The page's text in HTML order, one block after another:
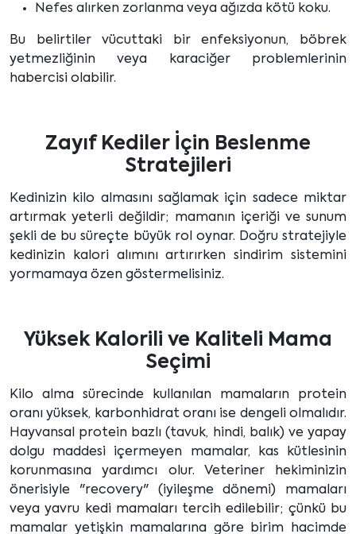
Nefes alırken zorlanma veya ağızda kötü koku.
Bu belirtiler vücuttaki bir enfeksiyonun, böbrek
yetmezliğinin veya karaciğer problemlerinin
habercisi olabilir.
Zayıf Kediler İçin Beslenme
Stratejileri
Kedinizin kilo almasını sağlamak için sadece miktar
artırmak yeterli değildir; mamanın içeriği ve sunum
şekli de bu süreçte büyük rol oynar. Doğru stratejiyle
kedinizin kalori alımını artırırken sindirim sistemini
yormamaya özen göstermelisiniz.
Yüksek Kalorili ve Kaliteli Mama
Seçimi
Kilo alma sürecinde kullanılan mamaların protein
oranı yüksek, karbonhidrat oranı ise dengeli olmalıdır.
Hayvansal protein bazlı (tavuk, hindi, balık) ve yapay
dolgu maddesi içermeyen mamalar, kas kütlesinin
korunmasına yardımcı olur. Veteriner hekiminizin
önerisiyle "recovery" (iyileşme dönemi) mamaları
veya yavru kedi mamaları tercih edilebilir; çünkü bu
mamalar yetişkin mamalarına göre birim hacimde